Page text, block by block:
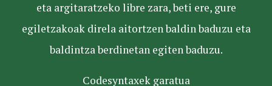
eta argitaratzeko libre zara, beti ere, gure
egiletzakoak direla aitortzen baldin baduzu eta
baldintza berdinetan egiten baduzu.
Codesyntaxek garatua